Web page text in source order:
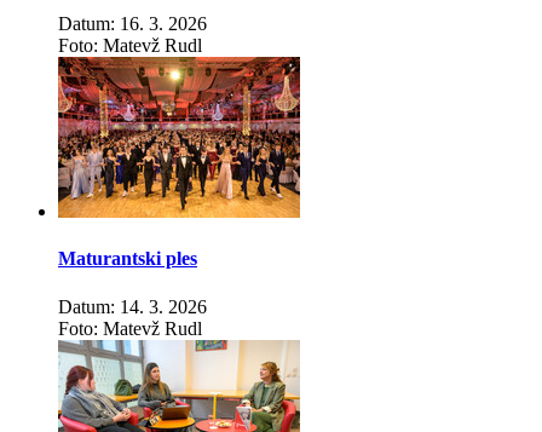
Datum: 16. 3. 2026
Foto: Matevž Rudl
Maturantski ples
Datum: 14. 3. 2026
Foto: Matevž Rudl